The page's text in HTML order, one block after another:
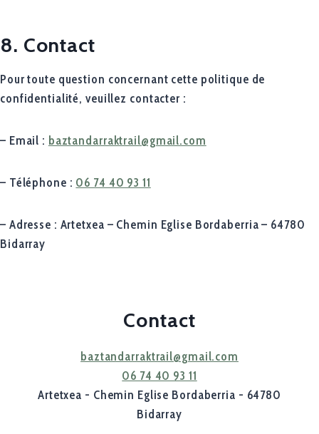
8. Contact
Pour toute question concernant cette politique de
confidentialité, veuillez contacter :
– Email : baztandarraktrail@gmail.com
– Téléphone : 06 74 40 93 11
– Adresse : Artetxea – Chemin Eglise Bordaberria – 64780
Bidarray
Contact
baztandarraktrail@gmail.com
06 74 40 93 11
Artetxea - Chemin Eglise Bordaberria - 64780
Bidarray